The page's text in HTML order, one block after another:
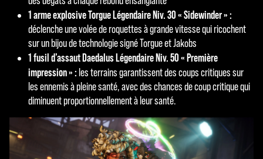
1 arme explosive Torgue Légendaire Niv. 30 « Sidewinder » :
déclenche une volée de roquettes à grande vitesse qui ricochent
sur un bijou de technologie signé Torgue et Jakobs
1 fusil d’assaut Daedalus Légendaire Niv. 50 « Première
impression » : les terrains garantissent des coups critiques sur
les ennemis à pleine santé, avec des chances de coup critique qui
diminuent proportionnellement à leur santé.